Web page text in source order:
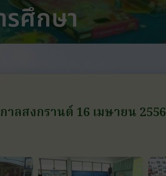
ศึกษา
ลสงกรานต์ 16 เมษายน 2556